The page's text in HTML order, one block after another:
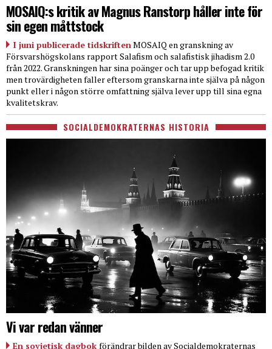
MOSAIQ:s kritik av Magnus Ranstorp håller inte för
sin egen måttstock
I juni publicerade tidskriften MOSAIQ en granskning av
Försvarshögskolans rapport Salafism och salafistisk jihadism 2.0
från 2022. Granskningen har sina poänger och tar upp befogad kritik
men trovärdigheten faller eftersom granskarna inte själva på någon
punkt eller i någon större omfattning själva lever upp till sina egna
kvalitetskrav.
SOCIALDEMOKRATERNAS HISTORIA
Vi var redan vänner
En sovjetisk dagbok förändrar bilden av Socialdemokraternas